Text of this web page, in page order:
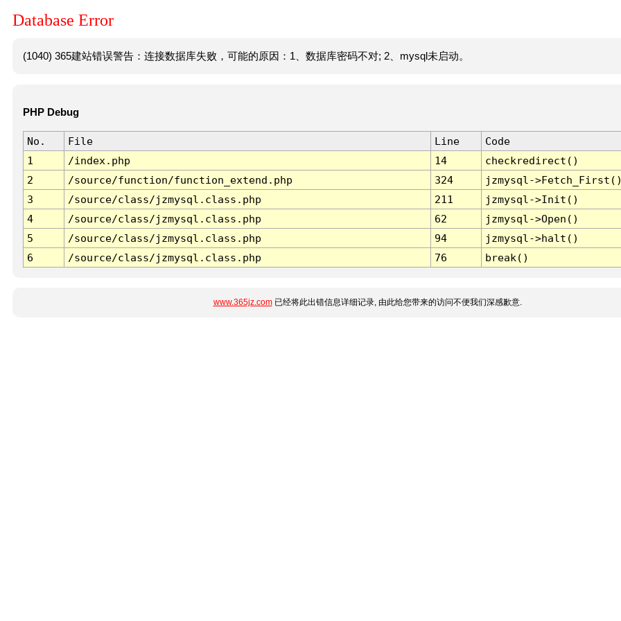
Database Error
(1040) 365建站错误警告：连接数据库失败，可能的原因：1、数据库密码不对; 2、mysql未启动。
PHP Debug
No. File Line
Code
1
/index.php 14
checkredirect()
2
/source/function/function_extend.php 324
jzmysql-
3
/source/class/jzmysql.class.php 211
jzmysql->Init()
4
/source/class/jzmysql.class.php 62
jzmysql->Open()
5
/source/class/jzmysql.class.php 94
jzmysql->halt()
6
/source/class/jzmysql.class.php 76 break()
www.365jz.com已经将此出错信息详细记录, 由此给您带来的访问不便我们深感歉意.